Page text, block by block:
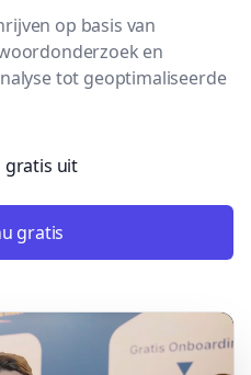
op basis van
en
tot geoptimaliseerde
gratis uit
gratis